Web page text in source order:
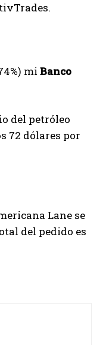
mi Banco
del petróleo
72 dólares por
Lane se
del pedido es